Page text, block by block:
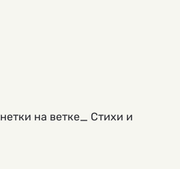
на ветке_ Стихи и